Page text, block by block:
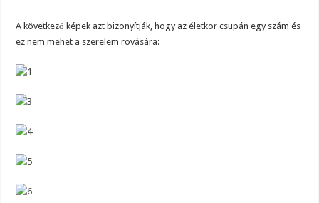
A következő képek azt bizonyítják, hogy az életkor csupán egy szám és
ez nem mehet a szerelem rovására: